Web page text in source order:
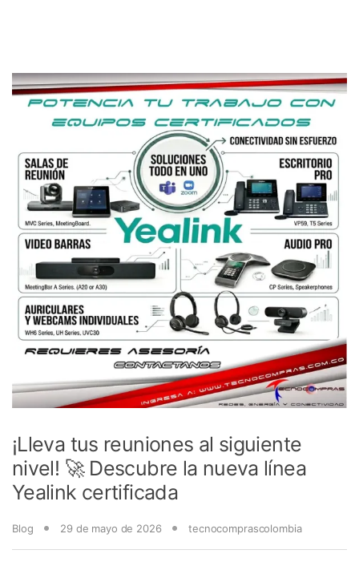
¡Lleva tus reuniones al siguiente
nivel! 🚀 Descubre la nueva línea
Yealink certificada
Blog 29 de mayo de 2026 tecnocomprascolombia